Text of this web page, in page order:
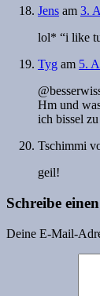
Jens am 3.
lol* “i like
Tyg am 5.
Hm und
ich bissel
Tschimmi
geil!
Schreibe
Deine E-Mail-